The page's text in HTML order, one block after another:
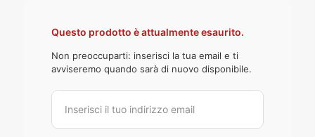
Questo prodotto è attualmente esaurito.
Non preoccuparti: inserisci la tua email e ti
avviseremo quando sarà di nuovo disponibile.